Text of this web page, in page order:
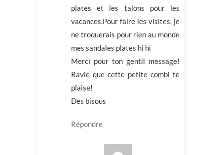
plates et les talons pour les
vacances.Pour faire les visites, je
ne troquerais pour rien au monde
mes sandales plates hi hi
Merci pour ton gentil message!
Ravie que cette petite combi te
plaise!
Des bisous
Répondre